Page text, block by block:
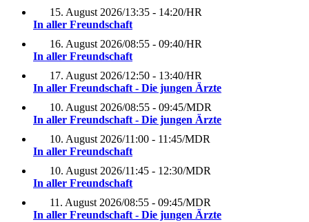
15. August 2026/13:35 - 14:20/HR
In aller Freundschaft
16. August 2026/08:55 - 09:40/HR
In aller Freundschaft
17. August 2026/12:50 - 13:40/HR
In aller Freundschaft - Die jungen Ärzte
10. August 2026/08:55 - 09:45/MDR
In aller Freundschaft - Die jungen Ärzte
10. August 2026/11:00 - 11:45/MDR
In aller Freundschaft
10. August 2026/11:45 - 12:30/MDR
In aller Freundschaft
11. August 2026/08:55 - 09:45/MDR
In aller Freundschaft - Die jungen Ärzte